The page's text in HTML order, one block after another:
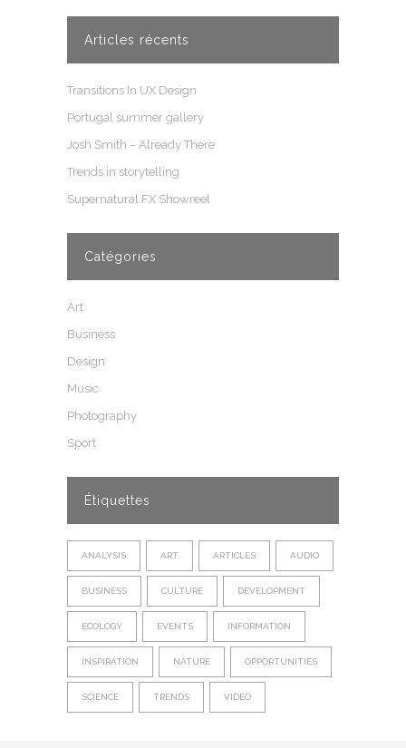
Articles récents
Transitions In UX Design
Portugal summer gallery
Josh Smith – Already There
Trends in storytelling
Supernatural FX Showreel
Catégories
Art
Business
Design
Music
Photography
Sport
Étiquettes
ANALYSIS ART ARTICLES AUDIO
BUSINESS CULTURE DEVELOPMENT
ECOLOGY EVENTS INFORMATION
INSPIRATION NATURE OPPORTUNITIES
SCIENCE TRENDS VIDEO